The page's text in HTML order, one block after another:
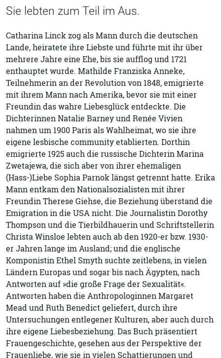
Sie lebten zum Teil im Aus.
Catharina Linck zog als Mann durch die deutschen
Lande, heiratete ihre Liebste und führte mit ihr über
mehrere Jahre eine Ehe, bis sie aufflog und 1721
enthauptet wurde. Mathilde Franziska Anneke,
Teilnehmerin an der Revolution von 1848, emigrierte
mit ihrem Mann nach Amerika, bevor sie mit einer
Freundin das wahre Liebesglück entdeckte. Die
Dichterinnen Natalie Barney und Renée Vivien
nahmen um 1900 Paris als Wahlheimat, wo sie ihre
eigene lesbische community etablierten. Dorthin
emigrierte 1925 auch die russische Dichterin Marina
Zwetajewa, die sich aber von ihrer ehemaligen
(Hass-)Liebe Sophia Parnok längst getrennt hatte. Erika
Mann entkam den Nationalsozialisten mit ihrer
Freundin Therese Giehse, die Beziehung überstand die
Emigration in die USA nicht. Die Journalistin Dorothy
Thompson und die Tierbildhauerin und Schriftstellerin
Christa Winsloe lebten auch ab den 1920-er bzw. 1930-
er Jahren lange im Ausland; und die englische
Komponistin Ethel Smyth suchte zeitlebens, in vielen
Ländern Europas und sogar bis nach Ägypten, nach
Antworten auf »die große Frage der Sexualität«.
Antworten haben die Anthropologinnen Margaret
Mead und Ruth Benedict geliefert, durch ihre
Untersuchungen entlegener Kulturen, aber auch durch
ihre eigene Liebesbeziehung. Das Buch präsentiert
Frauengeschichte, gesehen aus der Perspektive der
Frauenliebe, wie sie in vielen Schattierungen und